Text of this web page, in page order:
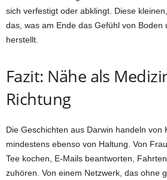
sich verfestigt oder abklingt. Diese
das, was am Ende das Gefühl von Boden
herstellt.
Fazit: Nähe als
Richtung
Die Geschichten aus Darwin handeln von
mindestens ebenso von Haltung. Von
Tee kochen, E-Mails beantworten,
zuhören. Von einem Netzwerk, das ohne